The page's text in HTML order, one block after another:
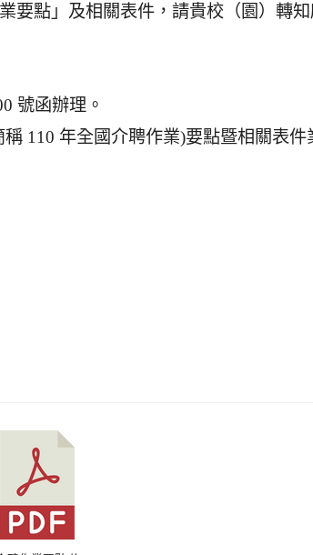
要點」及相關表件，請貴校（園）轉
號函辦理。
110 年全國介聘作業)要點暨相關表件